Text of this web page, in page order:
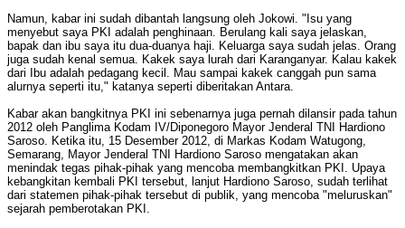
Namun, kabar ini sudah dibantah langsung oleh Jokowi. "Isu yang
menyebut saya PKI adalah penghinaan. Berulang kali saya jelaskan,
bapak dan ibu saya itu dua-duanya haji. Keluarga saya sudah jelas. Orang
juga sudah kenal semua. Kakek saya lurah dari Karanganyar. Kalau kakek
dari Ibu adalah pedagang kecil. Mau sampai kakek canggah pun sama
alurnya seperti itu," katanya seperti diberitakan Antara.
Kabar akan bangkitnya PKI ini sebenarnya juga pernah dilansir pada tahun
2012 oleh Panglima Kodam IV/Diponegoro Mayor Jenderal TNI Hardiono
Saroso. Ketika itu, 15 Desember 2012, di Markas Kodam Watugong,
Semarang, Mayor Jenderal TNI Hardiono Saroso mengatakan akan
menindak tegas pihak-pihak yang mencoba membangkitkan PKI. Upaya
kebangkitan kembali PKI tersebut, lanjut Hardiono Saroso, sudah terlihat
dari statemen pihak-pihak tersebut di publik, yang mencoba "meluruskan"
sejarah pemberotakan PKI.